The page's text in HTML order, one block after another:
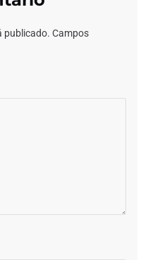
publicado. Campos